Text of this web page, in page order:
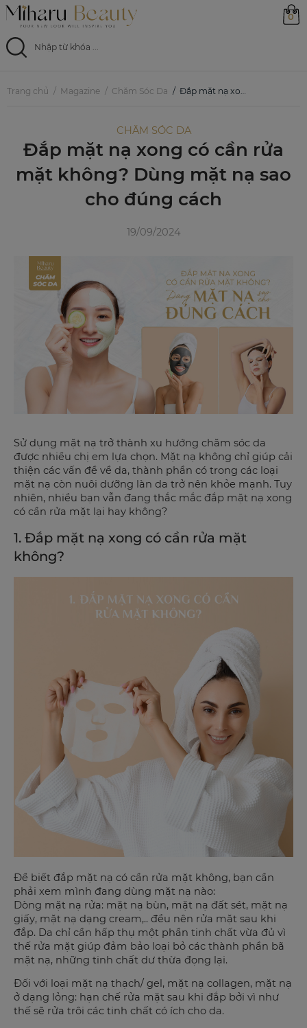
0
Trang chủ
Sản phẩm
Ưu đãi
Magazine
Feed
0799 33 86 88
Trang chủ Magazine Chăm Sóc Da Đắp mặt nạ xong có cần rửa mặt không? Dùng mặt nạ sao cho đúng cách
CHĂM SÓC DA
Đắp mặt nạ xong có cần rửa
mặt không? Dùng mặt nạ sao
cho đúng cách
19/09/2024
Sử dụng mặt nạ trở thành xu hướng chăm sóc da
được nhiều chị em lựa chọn. Mặt nạ không chỉ giúp cải
thiện các vấn đề về da, thành phần có trong các loại
mặt nạ còn nuôi dưỡng làn da trở nên khỏe mạnh. Tuy
nhiên, nhiều bạn vẫn đang thắc mắc đắp mặt nạ xong
có cần rửa mặt lại hay không?
1. Đắp mặt nạ xong có cần rửa mặt
không?
Để biết đắp mặt nạ có cần rửa mặt không, bạn cần
phải xem mình đang dùng mặt nạ nào:
Dòng mặt nạ rửa: mặt nạ bùn, mặt nạ đất sét, mặt nạ
giấy, mặt nạ dạng cream,.. đều nên rửa mặt sau khi
đắp. Da chỉ cần hấp thụ một phần tinh chất vừa đủ vì
thế rửa mặt giúp đảm bảo loại bỏ các thành phần bã
mặt nạ, những tinh chất dư thừa đọng lại.
Đối với loại mặt nạ thạch/ gel, mặt nạ collagen, mặt nạ
ở dạng lỏng: hạn chế rửa mặt sau khi đắp bởi vì như
thế sẽ rửa trôi các tinh chất có ích cho da.